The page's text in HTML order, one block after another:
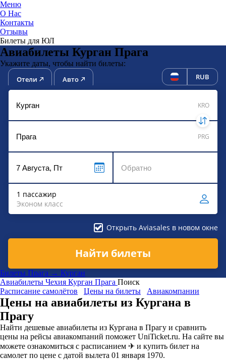
Меню
О Нас
Контакты
Отзывы
Билеты для ЮЛ
Авиабилеты Курган Прага
Укажите даты, чтобы найти билеты:
Отели Авто RUB
KRO
PRG
1 пассажир
Эконом класс
Открыть Aviasales в новом окне
Найти билеты
Билеты Прага → Курган
Авиабилеты Чехия Курган Прага Поиск
Расписание самолётов
Цены на билеты Авиакомпании
Цены на авиабилеты из Кургана в
Прагу
Найти дешевые авиабилеты из Кургана в Прагу и сравнить
цены на рейсы авиакомпаний поможет UniTicket.ru. На сайте вы
можете ознакомиться с расписанием ✈ и купить билет на
самолет по цене с датой вылета 01 января 1970.